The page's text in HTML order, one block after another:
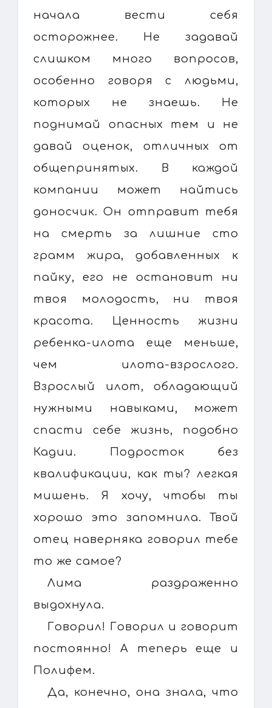
начала вести себя
осторожнее. Не задавай
слишком много вопросов,
особенно говоря с людьми,
которых не знаешь. Не
поднимай опасных тем и не
давай оценок, отличных от
общепринятых. В каждой
компании может найтись
доносчик. Он отправит тебя
на смерть за лишние сто
грамм жира, добавленных к
пайку, его не остановит ни
твоя молодость, ни твоя
красота. Ценность жизни
ребенка-илота еще меньше,
чем илота-взрослого.
Взрослый илот, обладающий
нужными навыками, может
спасти себе жизнь, подобно
Кадии. Подросток без
квалификации, как ты? легкая
мишень. Я хочу, чтобы ты
хорошо это запомнила. Твой
отец наверняка говорил тебе
то же самое?
Лима раздраженно
выдохнула.
Говорил! Говорил и говорит
постоянно! А теперь еще и
Полифем.
Да, конечно, она знала, что